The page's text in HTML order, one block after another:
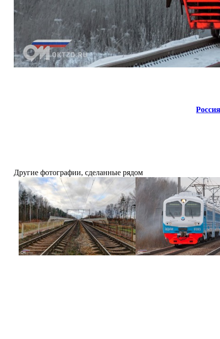
Другие фотографии, сделанные рядом